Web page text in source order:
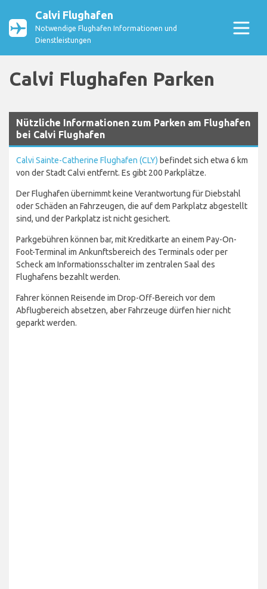
Calvi Flughafen
Notwendige Flughafen Informationen und
Dienstleistungen
Calvi Flughafen Parken
Nützliche Informationen zum Parken am Flughafen
bei Calvi Flughafen
Calvi Sainte-Catherine Flughafen (CLY) befindet sich etwa 6 km
von der Stadt Calvi entfernt. Es gibt 200 Parkplätze.
Der Flughafen übernimmt keine Verantwortung für Diebstahl
oder Schäden an Fahrzeugen, die auf dem Parkplatz abgestellt
sind, und der Parkplatz ist nicht gesichert.
Parkgebühren können bar, mit Kreditkarte an einem Pay-On-
Foot-Terminal im Ankunftsbereich des Terminals oder per
Scheck am Informationsschalter im zentralen Saal des
Flughafens bezahlt werden.
Fahrer können Reisende im Drop-Off-Bereich vor dem
Abflugbereich absetzen, aber Fahrzeuge dürfen hier nicht
geparkt werden.